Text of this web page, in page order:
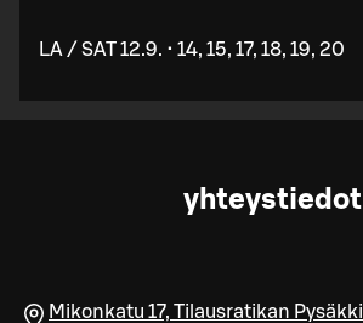
LA / SAT 12.9. • 14, 15, 17, 18, 19, 20
yhteystiedot
Mikonkatu 17, Tilausratikan Pysäkki